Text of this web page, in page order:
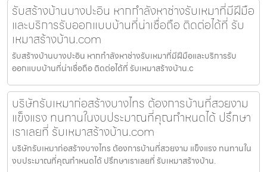
รับสร้างบ้านบางปะอิน หากกำลังหาช่างรับเหมาที่มีฝีมือ
และบริการรับออกแบบบ้านที่น่าเชื่อถือ ติดต่อได้ที่ รับ
เหมาสร้างบ้าน.com
รับสร้างบ้านบางปะอิน หากกำลังหาช่างรับเหมาที่มีฝีมือและบริการรับ
ออกแบบบ้านที่น่าเชื่อถือ ติดต่อได้ที่ รับเหมาสร้างบ้าน.c
บริษัทรับเหมาก่อสร้างบางไทร ต้องการบ้านที่สวยงาม
แข็งแรง ทนทานในงบประมาณที่คุณกำหนดได้ ปรึกษา
เราเลยที่ รับเหมาสร้างบ้าน.com
บริษัทรับเหมาก่อสร้างบางไทร ต้องการบ้านที่สวยงาม แข็งแรง ทนทานใน
งบประมาณที่คุณกำหนดได้ ปรึกษาเราเลยที่ รับเหมาสร้างบ้าน.